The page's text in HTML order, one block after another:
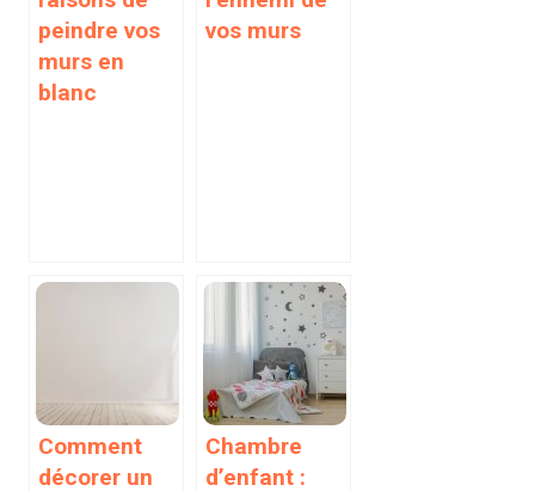
peindre vos
murs en
blanc
vos murs
Comment
décorer un
Chambre
d’enfant :